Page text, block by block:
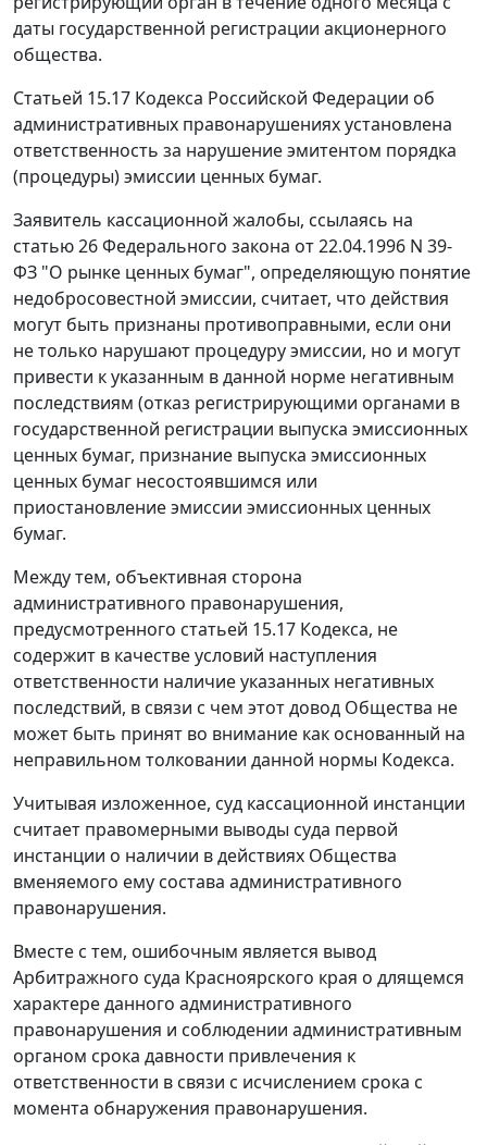
даты государственной регистрации акционерного
общества.
Статьей 15.17 Кодекса Российской Федерации об
административных правонарушениях установлена
ответственность за нарушение эмитентом порядка
(процедуры) эмиссии ценных бумаг.
Заявитель кассационной жалобы, ссылаясь на
статью 26Федерального закона от 22.04.1996 N 39-
ФЗ "О рынке ценных бумаг", определяющую понятие
недобросовестной эмиссии, считает, что действия
могут быть признаны противоправными, если они
не только нарушают процедуру эмиссии, но и могут
привести к указанным в данной норме негативным
последствиям (отказ регистрирующими органами в
государственной регистрации выпуска эмиссионных
ценных бумаг, признание выпуска эмиссионных
ценных бумаг несостоявшимся или
приостановление эмиссии эмиссионных ценных
бумаг.
Между тем, объективная сторона
административного правонарушения,
предусмотренного статьей 15.17 Кодекса, не
содержит в качестве условий наступления
ответственности наличие указанных негативных
последствий, в связи с чем этот довод Общества не
может быть принят во внимание как основанный на
неправильном толковании данной нормы Кодекса.
Учитывая изложенное, суд кассационной инстанции
считает правомерными выводы суда первой
инстанции о наличии в действиях Общества
вменяемого ему состава административного
правонарушения.
Вместе с тем, ошибочным является вывод
Арбитражного суда Красноярского края о длящемся
характере данного административного
правонарушения и соблюдении административным
органом срока давности привлечения к
ответственности в связи с исчислением срока с
момента обнаружения правонарушения.